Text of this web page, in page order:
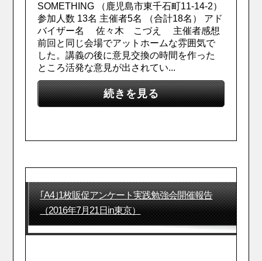
SOMETHING （鹿児島市東千石町11-14-2）
参加人数 13名 主催者5名 （合計18名） アド
バイザー名 佐々木 こづえ 主催者感想
前回と同じ会場でアットホームな雰囲気で
した。講義の後に意見交換の時間を作った
ところ活発な意見が出されてい...
続きを見る
｢A4｣1枚販促アンケート実践勉強会開催報告
（2016年7月21日in東京）